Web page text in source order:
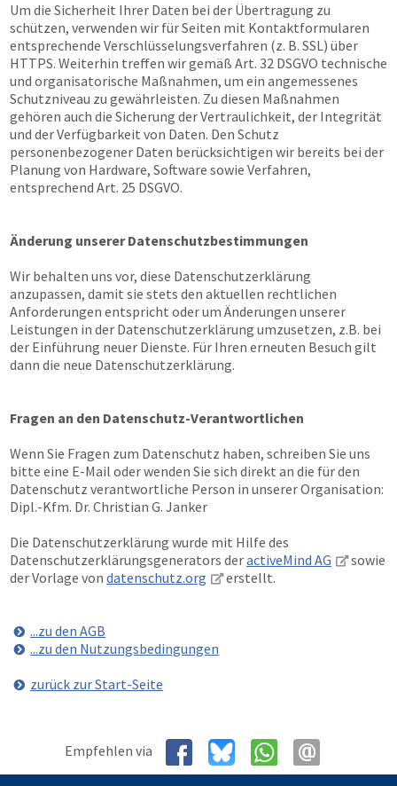
Um die Sicherheit Ihrer Daten bei der Übertragung zu
schützen, verwenden wir für Seiten mit Kontaktformularen
entsprechende Verschlüsselungsverfahren (z. B. SSL) über
HTTPS. Weiterhin treffen wir gemäß Art. 32 DSGVO technische
und organisatorische Maßnahmen, um ein angemessenes
Schutzniveau zu gewährleisten. Zu diesen Maßnahmen
gehören auch die Sicherung der Vertraulichkeit, der Integrität
und der Verfügbarkeit von Daten. Den Schutz
personenbezogener Daten berücksichtigen wir bereits bei der
Planung von Hardware, Software sowie Verfahren,
entsprechend Art. 25 DSGVO.
Änderung unserer Datenschutzbestimmungen
Wir behalten uns vor, diese Datenschutzerklärung
anzupassen, damit sie stets den aktuellen rechtlichen
Anforderungen entspricht oder um Änderungen unserer
Leistungen in der Datenschutzerklärung umzusetzen, z.B. bei
der Einführung neuer Dienste. Für Ihren erneuten Besuch gilt
dann die neue Datenschutzerklärung.
Fragen an den Datenschutz-Verantwortlichen
Wenn Sie Fragen zum Datenschutz haben, schreiben Sie uns
bitte eine E-Mail oder wenden Sie sich direkt an die für den
Datenschutz verantwortliche Person in unserer Organisation:
Dipl.-Kfm. Dr. Christian G. Janker
Die Datenschutzerklärung wurde mit Hilfe des
Datenschutzerklärungsgenerators deractiveMind AG
sowie
der Vorlage von datenschutz.org erstellt.
...zu den AGB
...zu den Nutzungsbedingungen
zurück zur Start-Seite
Empfehlen via